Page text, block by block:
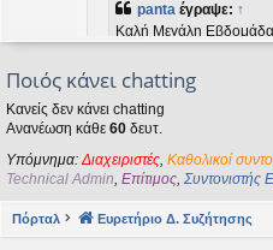
panta έγραψε: ↑
Καλή Μεγάλη
Καλή Ανάσταση σε όλους!
kat_woman•Τετ 08 Απρ 2026,
pantaέγραψε:↑
Καλή Μεγάλη Εβδομάδα.
Καλή Ανάσταση σε όλους!
Ποιός κάνει chatting
Κανείς δεν κάνει chatting
Ανανέωση κάθε 60 δευτ.
Υπόμνημα: Διαχειριστές Καθολικοί
Technical Admin Επίτιμος Συντονιστής
Πόρταλ Ευρετήριο Δ. Συζήτησης